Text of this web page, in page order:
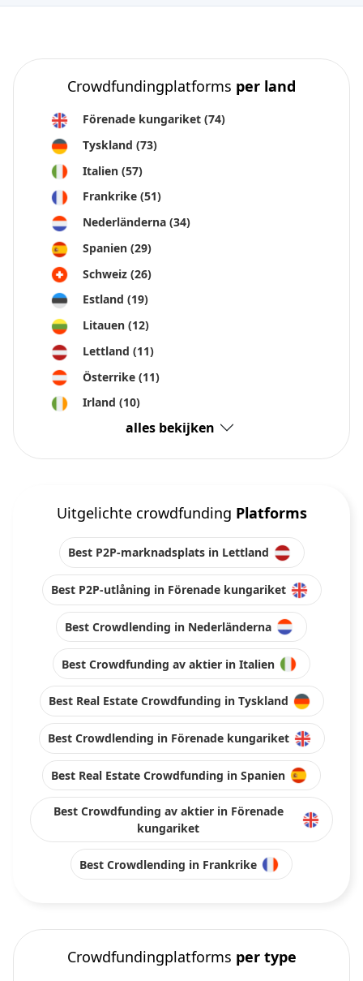
Crowdfundingplatforms per land
Förenade kungariket (74)
Tyskland (73)
Italien (57)
Frankrike (51)
Nederländerna (34)
Spanien (29)
Schweiz (26)
Estland (19)
Litauen (12)
Lettland (11)
Österrike (11)
Irland (10)
alles bekijken
Uitgelichte crowdfunding Platforms
Best P2P-marknadsplats in Lettland
Best P2P-utlåning in Förenade kungariket
Best Crowdlending in Nederländerna
Best Crowdfunding av aktier in Italien
Best Real Estate Crowdfunding in Tyskland
Best Crowdlending in Förenade kungariket
Best Real Estate Crowdfunding in Spanien
Best Crowdfunding av aktier in Förenade
kungariket
Best Crowdlending in Frankrike
Crowdfundingplatforms per type